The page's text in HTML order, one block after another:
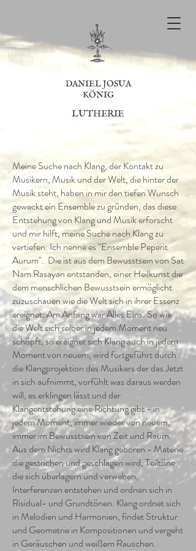
DANIEL JOSUA
KÖNIG
LUTHERIE
Meine Suche nach Klang, der Kontakt zu
Musikern, Musik und der Welt, die hinter der
Musik steht, haben in mir den tiefen Wunsch
geweckt ein Ensemble zu gründen, das diese
Entstehung von Klang und Musik erforscht
und mir hilft, meine Suche nach Klang zu
vertiefen. Ich nenne es "Ensemble Peperit
Aurum". Die ist aus dem Bewusstsein von Sat
Nam Rasayan entstanden, einer Heilkunst die
dem menschlichen Bewusstsein ermöglicht
zuzuschauen wie die Welt sich in ihrer Essenz
ereignet. Am Anfang war Alles Eins. So wie
die Welt sich selber in jedem Moment neu
schöpft, so ereignet sich Klang auch in jedem
Moment von neuem, wird fortgeführt durch
die Klangprojektion des Musikers der das Jetzt
in sich aufnimmt, vorfühlt was daraus werden
will, es erklingen lässt und der
Klangentstehung eine Richtung gibt - in
jedem Moment, immer wieder von neuem,
immer im Bewusstsein von Zeit und Raum.
Aus dem Nichts wird Klang geboren - Materie
die gestrichen und geschlagen wird, Teiltöne
die sich überlagern und verweben,
Interferenzen entstehen und ordnen sich in
Risidual- und Grundtönen. Klang ordnet sich
in Melodien und Harmonien, findet Struktur
und Geometrie in Kompositionen und vergeht
in Geräuschen und weißem Rauschen.